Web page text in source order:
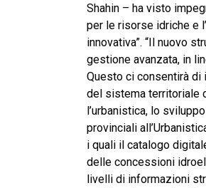
Shahin – ha visto
per le risorse idriche e
innovativa”. “Il nuovo
gestione avanzata, in
Questo ci consentirà
del sistema territoriale
l’urbanistica, lo
provinciali
i quali il catalogo
delle concessioni
livelli di informazioni